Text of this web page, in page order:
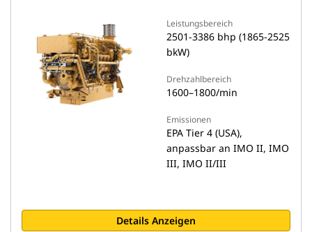
Leistungsbereich
2501-3386 bhp (1865-2525
bkW)
Drehzahlbereich
1600–1800/min
Emissionen
EPA Tier 4 (USA),
anpassbar an IMO II, IMO
III, IMO II/III
Details Anzeigen